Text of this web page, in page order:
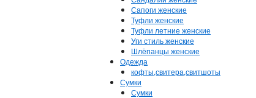
Сапоги женские
Туфли женские
Туфли летние женские
Уги стиль женские
Шлёпанцы женские
Одежда
кофты,свитера,свитшоты
Сумки
Сумки